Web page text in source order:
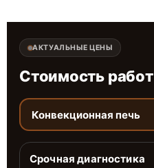
АКТУАЛЬНЫЕ ЦЕНЫ
Стоимость работ
Конвекционная печь
Срочная диагностика